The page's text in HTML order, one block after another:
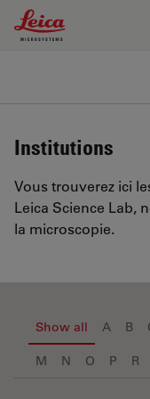
Leica Microsystems
Institutions
Vous trouverez ici
Leica Science Lab,
la microscopie.
Show all A B
M N O P R